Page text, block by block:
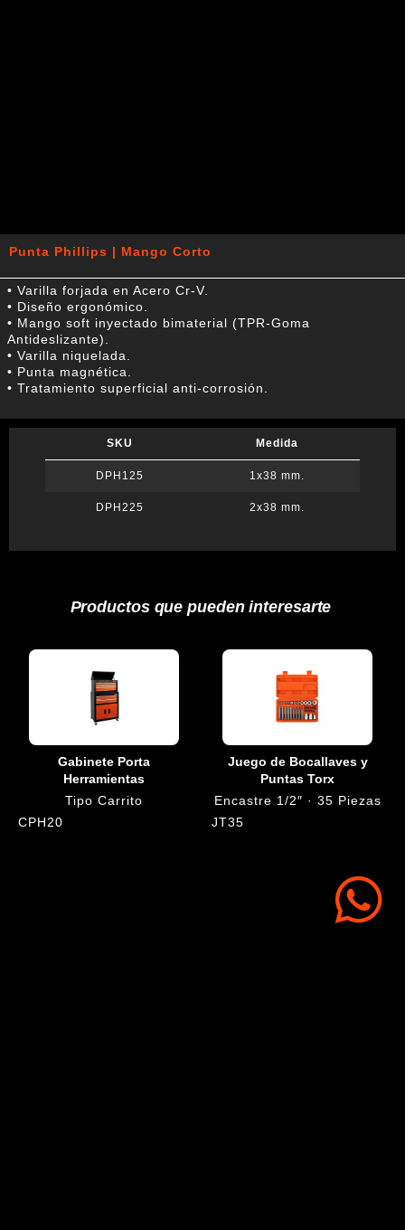
Punta Phillips | Mango Corto
• Varilla forjada en Acero Cr-V.
• Diseño ergonómico.
• Mango soft inyectado bimaterial (TPR-Goma
Antideslizante).
• Varilla niquelada.
• Punta magnética.
• Tratamiento superficial anti-corrosión.
SKU Medida
DPH125 1x38 mm.
DPH225 2x38 mm.
Productos que pueden interesarte
Gabinete Porta
Herramientas
Tipo Carrito
CPH20
Juego de Bocallaves y
Puntas Torx
Encastre 1/2″ · 35 Piezas
JT35